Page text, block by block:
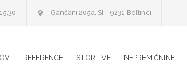
Gančani 205a, SI - 9231 Beltinci
REFERENCE STORITVE NEPREMIČNINE